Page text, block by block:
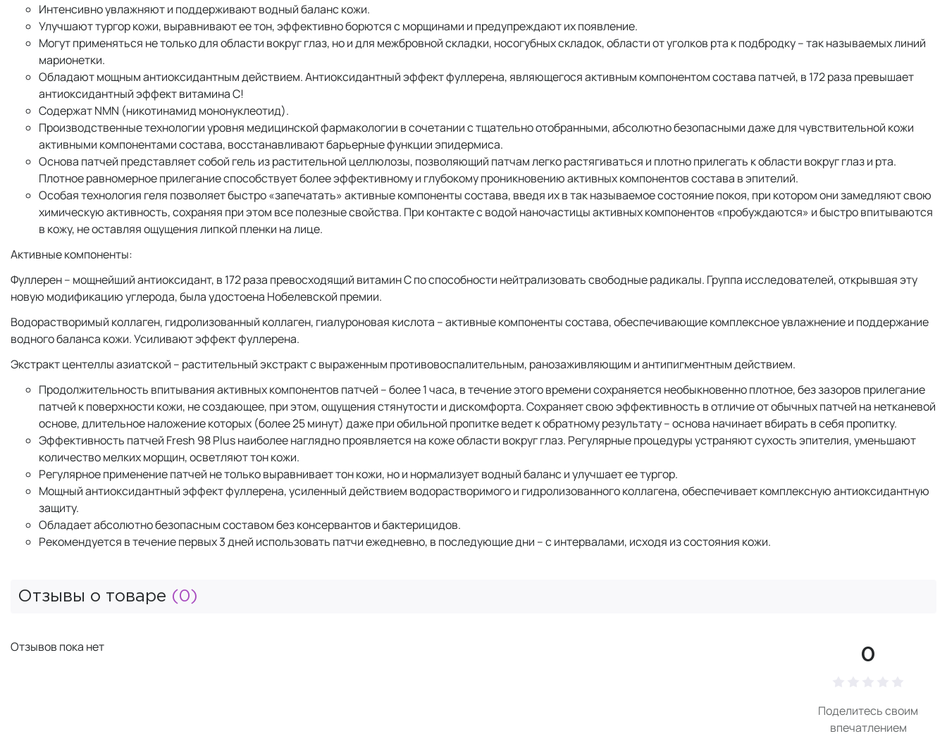
Интенсивно увлажняют и поддерживают водный баланс кожи.
Улучшают тургор кожи, выравнивают ее тон, эффективно борются с морщинами и предупреждают их появление.
Могут применяться не только для области вокруг глаз, но и для межбровной складки, носогубных складок, области от уголков рта к подбродку – так называемых линий
марионетки.
Обладают мощным антиоксидантным действием. Антиоксидантный эффект фуллерена, являющегося активным компонентом состава патчей, в 172 раза превышает
антиоксидантный эффект витамина С!
Содержат NMN (никотинамид мононуклеотид).
Производственные технологии уровня медицинской фармакологии в сочетании с тщательно отобранными, абсолютно безопасными даже для чувствительной кожи
активными компонентами состава, восстанавливают барьерные функции эпидермиса.
Основа патчей представляет собой гель из растительной целлюлозы, позволяющий патчам легко растягиваться и плотно прилегать к области вокруг глаз и рта.
Плотное равномерное прилегание способствует более эффективному и глубокому проникновению активных компонентов состава в эпителий.
Особая технология геля позволяет быстро «запечатать» активные компоненты состава, введя их в так называемое состояние покоя, при котором они замедляют свою
химическую активность, сохраняя при этом все полезные свойства. При контакте с водой наночастицы активных компонентов «пробуждаются» и быстро впитываются
в кожу, не оставляя ощущения липкой пленки на лице.
Активные компоненты:
Фуллерен – мощнейший антиоксидант, в 172 раза превосходящий витамин С по способности нейтрализовать свободные радикалы. Группа исследователей, открывшая эту
новую модификацию углерода, была удостоена Нобелевской премии.
Водорастворимый коллаген, гидролизованный коллаген, гиалуроновая кислота – активные компоненты состава, обеспечивающие комплексное увлажнение и поддержание
водного баланса кожи. Усиливают эффект фуллерена.
Экстракт центеллы азиатской – растительный экстракт с выраженным противовоспалительным, ранозаживляющим и антипигментным действием.
Продолжительность впитывания активных компонентов патчей – более 1 часа, в течение этого времени сохраняется необыкновенно плотное, без зазоров прилегание
патчей к поверхности кожи, не создающее, при этом, ощущения стянутости и дискомфорта. Сохраняет свою эффективность в отличие от обычных патчей на нетканевой
основе, длительное наложение которых (более 25 минут) даже при обильной пропитке ведет к обратному результату – основа начинает вбирать в себя пропитку.
Эффективность патчей Fresh 98 Plus наиболее наглядно проявляется на коже области вокруг глаз. Регулярные процедуры устраняют сухость эпителия, уменьшают
количество мелких морщин, осветляют тон кожи.
Регулярное применение патчей не только выравнивает тон кожи, но и нормализует водный баланс и улучшает ее тургор.
Мощный антиоксидантный эффект фуллерена, усиленный действием водорастворимого и гидролизованного коллагена, обеспечивает комплексную антиоксидантную
защиту.
Обладает абсолютно безопасным составом без консервантов и бактерицидов.
Рекомендуется в течение первых 3 дней использовать патчи ежедневно, в последующие дни – с интервалами, исходя из состояния кожи.
Отзывы о товаре (0)
0
Поделитесь своим
впечатлением
Отзывов пока нет